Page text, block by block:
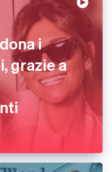
i
grazie a